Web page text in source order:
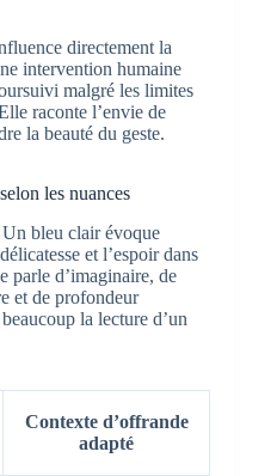
directement la
intervention humaine
malgré les limites
raconte l’envie de
la beauté du geste.
les nuances
bleu clair évoque
et l’espoir dans
parle d’imaginaire, de
et de profondeur
la lecture d’un
Contexte d’offrande
adapté